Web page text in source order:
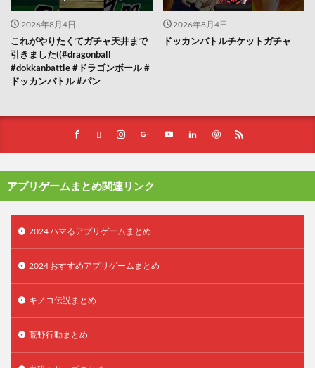
2026年8月4日
これがやりたくてガチャ天井まで
引きました((#dragonball
#dokkanbattle #ドラゴンボール #
ドッカンバトル #パン
2026年8月4日
ドッカンバトルチケットガチャ
アプリゲームまとめ関連リンク
2024 ハマるアプリゲームまとめ
2024 おすすめアプリゲームまとめ
キノコ伝説まとめ
荒野行動まとめ